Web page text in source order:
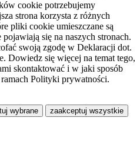
cookie potrzebujemy
strona korzysta z różnych
pliki cookie umieszczane są
się na naszych stronach.
swoją zgodę w Deklaracji dot.
Dowiedz się więcej na temat tego,
skontaktować i w jaki sposób
Polityki prywatności.
wybrane zaakceptuj wszystkie